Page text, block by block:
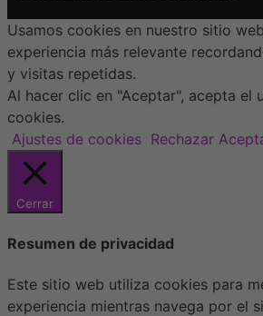
Usamos cookies en nuestro sitio
experiencia más relevante
y visitas repetidas.
Al hacer clic en "Aceptar", acepta el
cookies.
Ajustes de cookies Rechazar
Cerrar
Resumen de privacidad
Este sitio web utiliza cookies para
experiencia mientras navega por el